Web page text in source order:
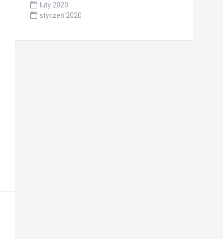
luty 2020
styczeń 2020